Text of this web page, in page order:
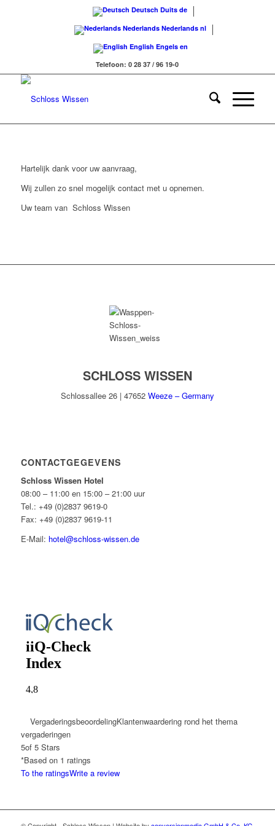
Deutsch Duits de
Nederlands Nederlands nl
English Engels en
Telefoon: 0 28 37 / 96 19-0
Hartelijk dank voor uw aanvraag,
Wij zullen zo snel mogelijk contact met u opnemen.
Uw team van Schloss Wissen
SCHLOSS WISSEN
Schlossallee 26 | 47652 Weeze – Germany
CONTACTGEGEVENS
Schloss Wissen Hotel
08:00 – 11:00 en 15:00 – 21:00 uur
Tel.: +49 (0)2837 9619-0
Fax: +49 (0)2837 9619-11
E-Mail: hotel@schloss-wissen.de
VergaderingsbeoordelingKlantenwaardering rond het thema
vergaderingen
5of 5 Stars
*Based on 1 ratings
To the ratingsWrite a review